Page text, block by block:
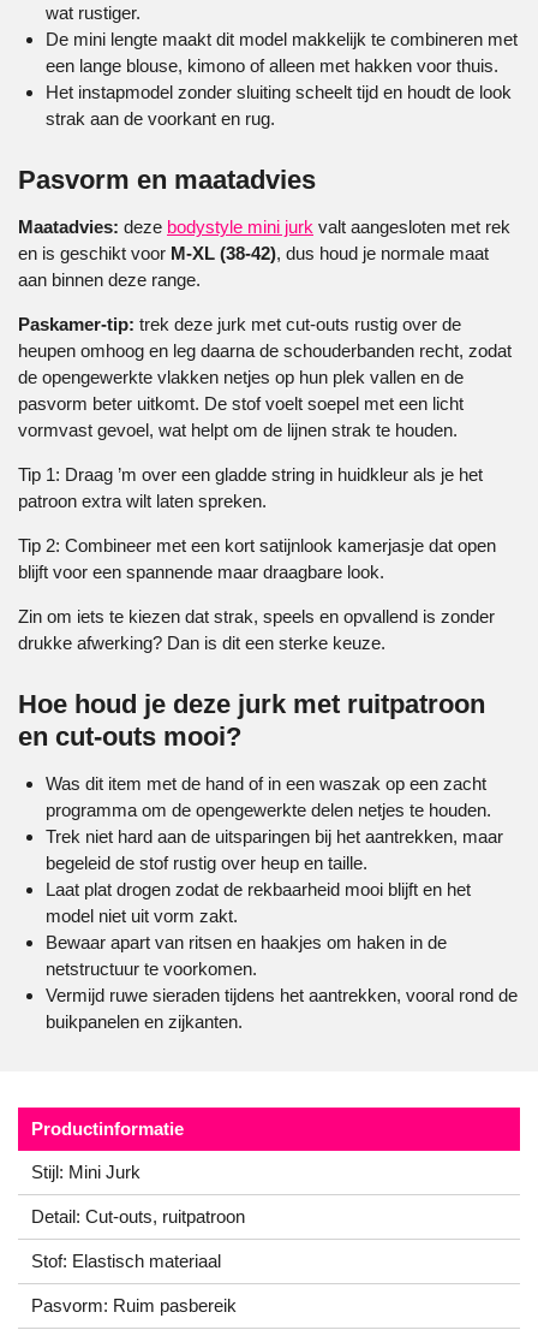
wat rustiger.
De mini lengte maakt dit model makkelijk te combineren met
een lange blouse, kimono of alleen met hakken voor thuis.
Het instapmodel zonder sluiting scheelt tijd en houdt de look
strak aan de voorkant en rug.
Pasvorm en maatadvies
Maatadvies: deze bodystyle mini jurk valt aangesloten met rek
en is geschikt voor M-XL (38-42), dus houd je normale maat
aan binnen deze range.
Paskamer-tip: trek deze jurk met cut-outs rustig over de
heupen omhoog en leg daarna de schouderbanden recht, zodat
de opengewerkte vlakken netjes op hun plek vallen en de
pasvorm beter uitkomt. De stof voelt soepel met een licht
vormvast gevoel, wat helpt om de lijnen strak te houden.
Tip 1: Draag ’m over een gladde string in huidkleur als je het
patroon extra wilt laten spreken.
Tip 2: Combineer met een kort satijnlook kamerjasje dat open
blijft voor een spannende maar draagbare look.
Zin om iets te kiezen dat strak, speels en opvallend is zonder
drukke afwerking? Dan is dit een sterke keuze.
Hoe houd je deze jurk met ruitpatroon
en cut-outs mooi?
Was dit item met de hand of in een waszak op een zacht
programma om de opengewerkte delen netjes te houden.
Trek niet hard aan de uitsparingen bij het aantrekken, maar
begeleid de stof rustig over heup en taille.
Laat plat drogen zodat de rekbaarheid mooi blijft en het
model niet uit vorm zakt.
Bewaar apart van ritsen en haakjes om haken in de
netstructuur te voorkomen.
Vermijd ruwe sieraden tijdens het aantrekken, vooral rond de
buikpanelen en zijkanten.
Productinformatie
Stijl: Mini Jurk
Detail: Cut-outs, ruitpatroon
Stof: Elastisch materiaal
Pasvorm: Ruim pasbereik